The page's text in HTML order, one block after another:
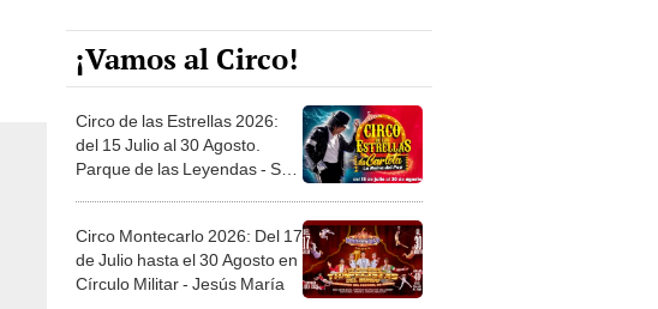
¡Vamos al Circo!
Circo de las Estrellas 2026:
del 15 Julio al 30 Agosto.
Parque de las Leyendas - San
Circo Montecarlo 2026: Del 17
de Julio hasta el 30 Agosto en
Círculo Militar - Jesús María